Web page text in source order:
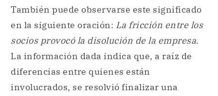
También puede observarse este significado
en la siguiente oración: La fricción entre los
socios provocó la disolución de la empresa.
La información dada indica que, a raíz de
diferencias entre quienes están
involucrados, se resolvió finalizar una